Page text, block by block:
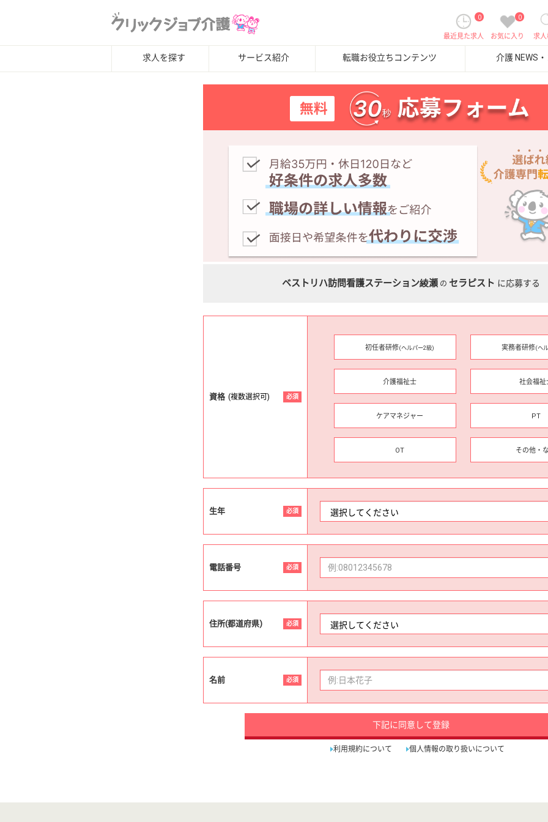
求
0
お気に入り
0
最近見た求人
求人を探す サービス紹介 転職お役立ちコンテンツ 介護 NEWS
ベストリハ訪問看護ステーション綾瀬 の セラピスト に応募する
資格 (複数選択可) 必須
初任者研修(ヘルパー2級) 実務者研修(ヘ
介護福祉士 社会福祉
ケアマネジャー PT
OT その他・
生年 必須
電話番号 必須
住所(都道府県) 必須
名前 必須
下記に同意して登録
利用規約について 個人情報の取り扱いについて